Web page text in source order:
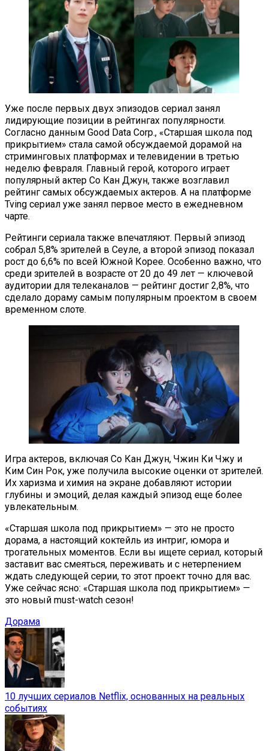
Уже после первых двух эпизодов сериал занял
лидирующие позиции в рейтингах популярности.
Согласно данным Good Data Corp., «Старшая школа под
прикрытием» стала самой обсуждаемой дорамой на
стриминговых платформах и телевидении в третью
неделю февраля. Главный герой, которого играет
популярный актер Со Кан Джун, также возглавил
рейтинг самых обсуждаемых актеров. А на платформе
Tving сериал уже занял первое место в ежедневном
чарте.
Рейтинги сериала также впечатляют. Первый эпизод
собрал 5,8% зрителей в Сеуле, а второй эпизод показал
рост до 6,6% по всей Южной Корее. Особенно важно, что
среди зрителей в возрасте от 20 до 49 лет — ключевой
аудитории для телеканалов — рейтинг достиг 2,8%, что
сделало дораму самым популярным проектом в своем
временном слоте.
Игра актеров, включая Со Кан Джун, Чжин Ки Чжу и
Ким Син Рок, уже получила высокие оценки от зрителей.
Их харизма и химия на экране добавляют истории
глубины и эмоций, делая каждый эпизод еще более
увлекательным.
«Старшая школа под прикрытием» — это не просто
дорама, а настоящий коктейль из интриг, юмора и
трогательных моментов. Если вы ищете сериал, который
заставит вас смеяться, переживать и с нетерпением
ждать следующей серии, то этот проект точно для вас.
Уже сейчас ясно: «Старшая школа под прикрытием» —
это новый must-watch сезон!
Дорама
10 лучших сериалов Netflix, основанных на реальных
событиях